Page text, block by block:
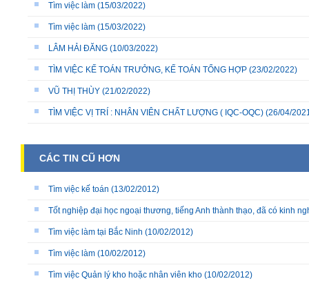
Tìm việc làm (15/03/2022)
Tìm việc làm (15/03/2022)
LÂM HẢI ĐĂNG (10/03/2022)
TÌM VIỆC KẾ TOÁN TRƯỞNG, KẾ TOÁN TỔNG HỢP (23/02/2022)
VŨ THỊ THÙY (21/02/2022)
TÌM VIỆC VỊ TRÍ : NHÂN VIÊN CHẤT LƯỢNG ( IQC-OQC) (26/04/
CÁC TIN CŨ HƠN
Tìm việc kế toán (13/02/2012)
Tốt nghiệp đại học ngoại thương, tiếng Anh thành thạo, đã có kinh
Tìm việc làm tại Bắc Ninh (10/02/2012)
Tìm việc làm (10/02/2012)
Tìm việc Quản lý kho hoặc nhân viên kho (10/02/2012)